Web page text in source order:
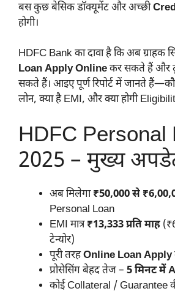
बस कुछ बेसिक डॉक्यूमेंट और अच्छी
होगी।
HDFC Bank का दावा है कि अब ग्राहक
Loan Apply Onlineकर सकते हैं और
सकते हैं। आइए पूर्ण रिपोर्ट में जानते
लोन, क्या है EMI, और क्या होगी
HDFC Personal
2025 – मुख्य
अब मिलेगा₹50,000 से
Personal Loan
EMI मात्र₹13,333 प्रति माह
टेन्योर)
पूरी तरहOnline Loan Apply
प्रोसेसिंग बेहद तेज – 5 मिनट में
कोई Collateral / Guarantee